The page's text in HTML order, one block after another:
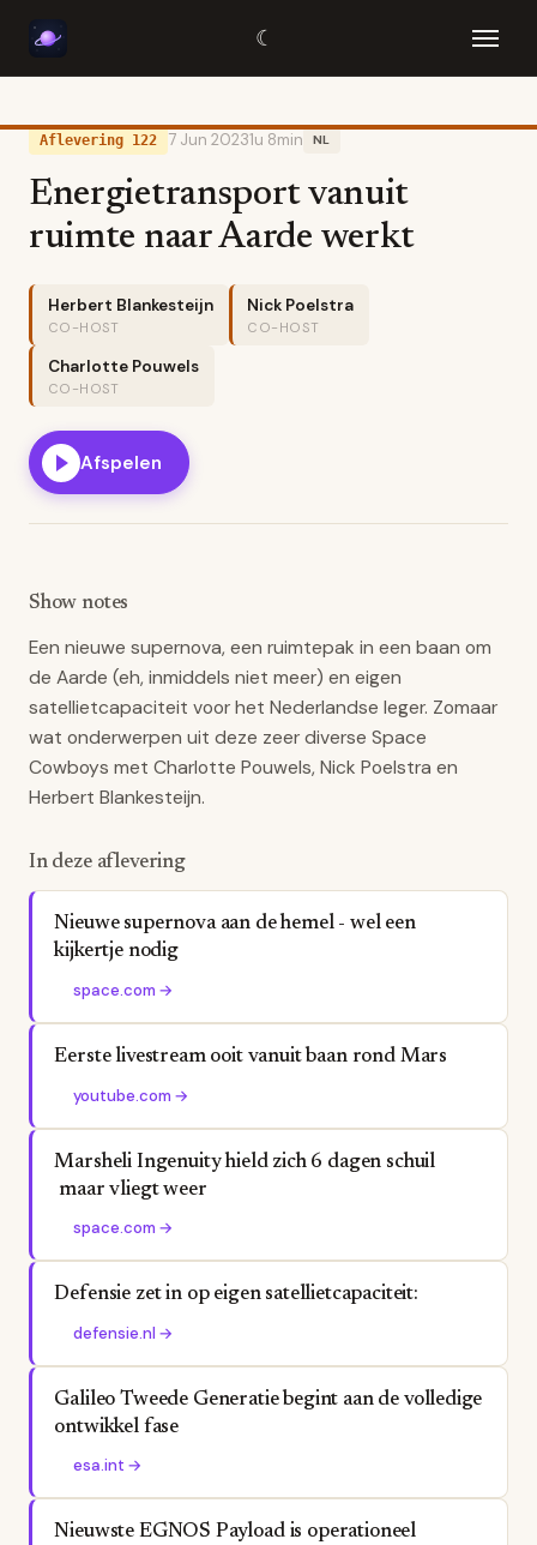
☾
Aflevering 122 7 Jun 20231u 8min NL
Energietransport vanuit
ruimte naar Aarde werkt
Herbert Blankesteijn
CO-HOST
Nick Poelstra
CO-HOST
Charlotte Pouwels
CO-HOST
Afspelen
Show notes
Een nieuwe supernova, een ruimtepak in een baan om
de Aarde (eh, inmiddels niet meer) en eigen
satellietcapaciteit voor het Nederlandse leger. Zomaar
wat onderwerpen uit deze zeer diverse Space
Cowboys met Charlotte Pouwels, Nick Poelstra en
Herbert Blankesteijn.
In deze aflevering
Nieuwe supernova aan de hemel - wel een
kijkertje nodig
space.com →
Eerste livestream ooit vanuit baan rond Mars
youtube.com →
Marsheli Ingenuity hield zich 6 dagen schuil
maar vliegt weer
space.com →
Defensie zet in op eigen satellietcapaciteit:
defensie.nl →
Galileo Tweede Generatie begint aan de volledige
ontwikkel fase
esa.int →
Nieuwste EGNOS Payload is operationeel